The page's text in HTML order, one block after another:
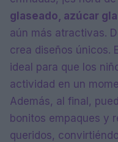
glaseado, azúcar
aún más atractivas.
crea diseños únicos.
ideal para que los
actividad en un
Además, al final,
bonitos empaques y
queridos,